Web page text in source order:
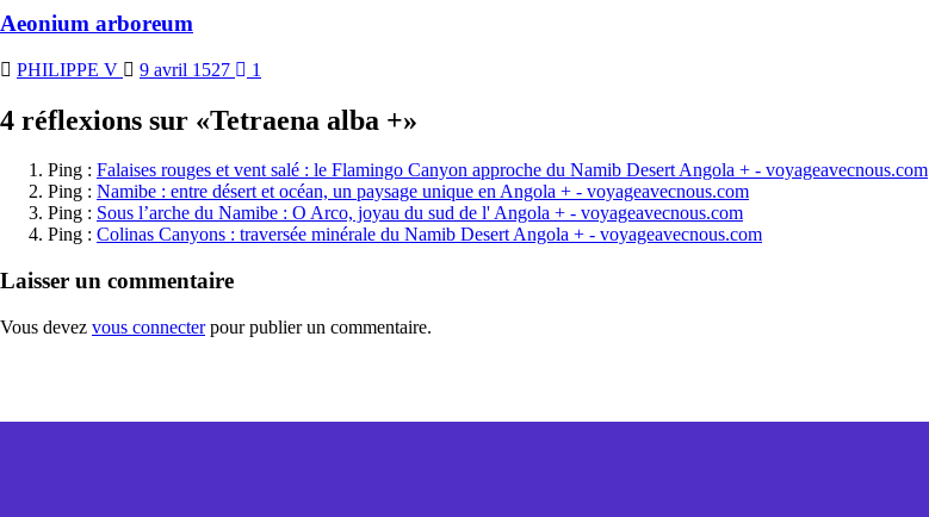
Aeonium arboreum
PHILIPPE V 9 avril 1527 1
4 réflexions sur «Tetraena alba +»
Ping : Falaises rouges et vent salé : le Flamingo Canyon approche du Namib Desert Angola + - voyageavecnous.com
Ping : Namibe : entre désert et océan, un paysage unique en Angola + - voyageavecnous.com
Ping : Sous l’arche du Namibe : O Arco, joyau du sud de l' Angola + - voyageavecnous.com
Ping : Colinas Canyons : traversée minérale du Namib Desert Angola + - voyageavecnous.com
Laisser un commentaire
Vous devez vous connecterpour publier un commentaire.